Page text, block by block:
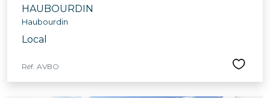
HAUBOURDIN
Haubourdin
Local
Réf. AVBO